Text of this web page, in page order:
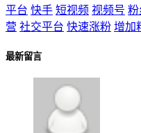
平台 快手 短视频 视频号 粉
营 社交平台 快速涨粉 增加
最新留言